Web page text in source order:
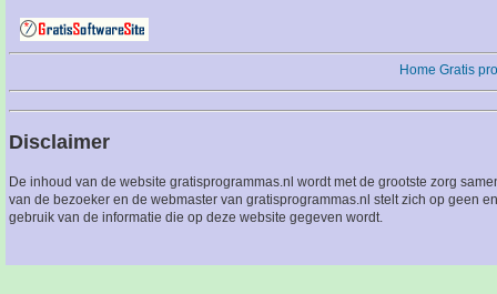
Home Gratis
Disclaimer
De inhoud van de website gratisprogrammas.nl wordt met de grootste zorg
van de bezoeker en de webmaster van gratisprogrammas.nl stelt zich op geen
gebruik van de informatie die op deze website gegeven wordt.